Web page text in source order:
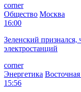
corner
Общество Москва
16:00
Зеленский признался,
электростанций
corner
Энергетика
15:56